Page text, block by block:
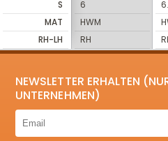
S
MAT
RH-LH
6
HWM
RH
NEWSLETTER ERHALTEN
UNTERNEHMEN)